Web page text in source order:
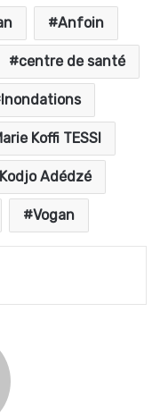
Anfoin
centre de santé
Inondations
Koffi TESSI
Adédzé
Vogan